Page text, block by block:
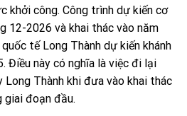
khởi công. Công trình dự kiến cơ
12-2026 và khai thác vào năm
tế Long Thành dự kiến khánh
Điều này có nghĩa là việc đi lại
Long Thành khi đưa vào khai thác
giai đoạn đầu.